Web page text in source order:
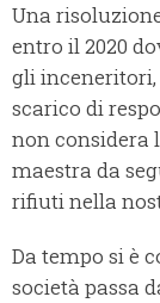
Una
entro il 2020
gli inceneritori,
scarico di
non considera
maestra da
rifiuti nella
Da tempo si è
società passa